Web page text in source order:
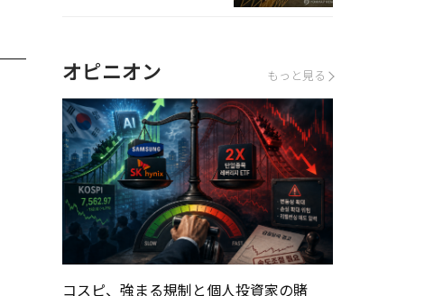
オピニオン もっと見る
コスピ、強まる規制と個人投資家の賭